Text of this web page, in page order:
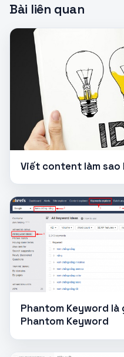
Bài liên quan
Viết content làm sao
Phantom Keyword là
Phantom Keyword